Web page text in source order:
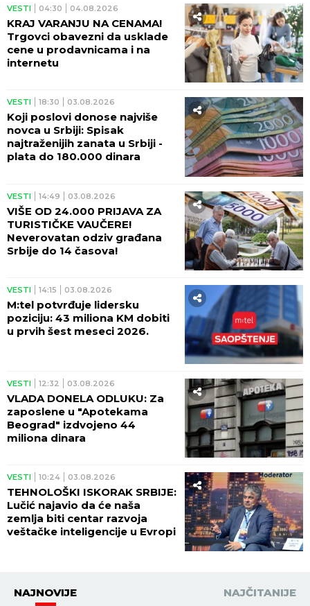
VESTI 04:30 04.08.2026
KRAJ VARANJU NA CENAMA!
Trgovci obavezni da usklade
cene u prodavnicama i na
internetu
VESTI 18:30 03.08.2026
Koji poslovi donose najviše
novca u Srbiji: Spisak
najtraženijih zanata u Srbiji -
plata do 180.000 dinara
VESTI 14:49 03.08.2026
VIŠE OD 24.000 PRIJAVA ZA
TURISTIČKE VAUČERE!
Neverovatan odziv građana
Srbije do 14 časova!
VESTI 14:15 03.08.2026
M:tel potvrđuje lidersku
poziciju: 43 miliona KM dobiti
u prvih šest meseci 2026.
VESTI 12:32 03.08.2026
VLADA DONELA ODLUKU: Za
zaposlene u "Apotekama
Beograd" izdvojeno 44
miliona dinara
VESTI 10:24 03.08.2026
TEHNOLOŠKI ISKORAK SRBIJE:
Lučić najavio da će naša
zemlja biti centar razvoja
veštačke inteligencije u Evropi
NAJNOVIJE NAJČITANIJE